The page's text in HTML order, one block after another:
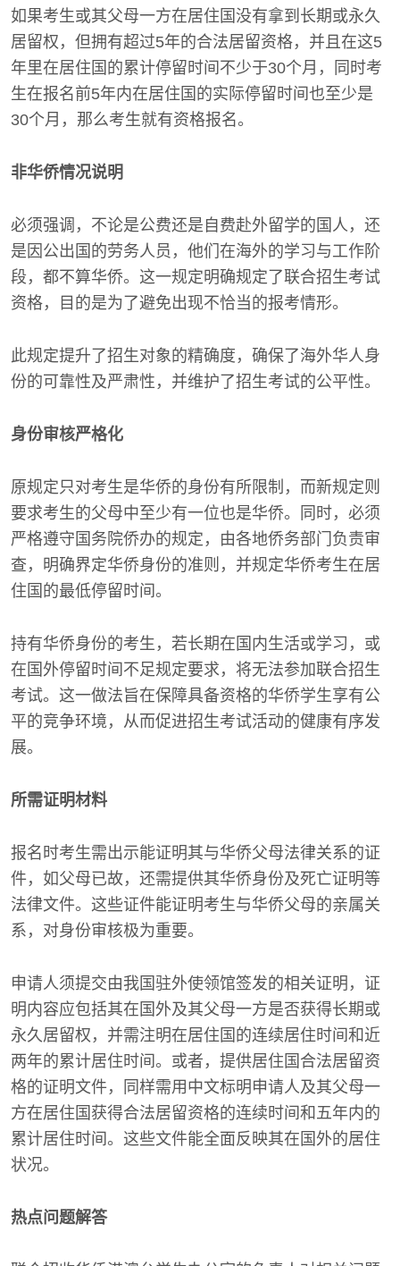
如果考生或其父母一方在居住国没有拿到长期或永久
居留权，但拥有超过5年的合法居留资格，并且在这5
年里在居住国的累计停留时间不少于30个月，同时考
生在报名前5年内在居住国的实际停留时间也至少是
30个月，那么考生就有资格报名。
非华侨情况说明
必须强调，不论是公费还是自费赴外留学的国人，还
是因公出国的劳务人员，他们在海外的学习与工作阶
段，都不算华侨。这一规定明确规定了联合招生考试
资格，目的是为了避免出现不恰当的报考情形。
此规定提升了招生对象的精确度，确保了海外华人身
份的可靠性及严肃性，并维护了招生考试的公平性。
身份审核严格化
原规定只对考生是华侨的身份有所限制，而新规定则
要求考生的父母中至少有一位也是华侨。同时，必须
严格遵守国务院侨办的规定，由各地侨务部门负责审
查，明确界定华侨身份的准则，并规定华侨考生在居
住国的最低停留时间。
持有华侨身份的考生，若长期在国内生活或学习，或
在国外停留时间不足规定要求，将无法参加联合招生
考试。这一做法旨在保障具备资格的华侨学生享有公
平的竞争环境，从而促进招生考试活动的健康有序发
展。
所需证明材料
报名时考生需出示能证明其与华侨父母法律关系的证
件，如父母已故，还需提供其华侨身份及死亡证明等
法律文件。这些证件能证明考生与华侨父母的亲属关
系，对身份审核极为重要。
申请人须提交由我国驻外使领馆签发的相关证明，证
明内容应包括其在国外及其父母一方是否获得长期或
永久居留权，并需注明在居住国的连续居住时间和近
两年的累计居住时间。或者，提供居住国合法居留资
格的证明文件，同样需用中文标明申请人及其父母一
方在居住国获得合法居留资格的连续时间和五年内的
累计居住时间。这些文件能全面反映其在国外的居住
状况。
热点问题解答